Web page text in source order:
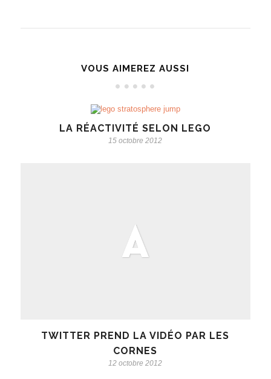
VOUS AIMEREZ AUSSI
LA RÉACTIVITÉ SELON LEGO
15 octobre 2012
TWITTER PREND LA VIDÉO PAR LES
CORNES
12 octobre 2012